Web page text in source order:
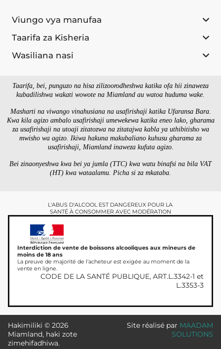
Viungo vya manufaa
Taarifa za Kisheria
Wasiliana nasi
Taarifa, bei, punguzo na hisa zilizoorodheshwa katika ofa hii zinaweza
kubadilishwa wakati wowote na Miamland au watoa huduma wake.
Masharti na viwango vinahusiana na usafirishaji katika Ufaransa Bara.
Kwa kila agizo ambalo usafirishaji umewekewa katika eneo lako, gharama
za usafirishaji na utoaji zitatozwa na zitatajwa kabla ya uthibitisho wa
mwisho wa agizo. Ikiwa hakuna makubaliano kuhusu gharama za
usafirishaji, Miamland inaweza kufuta agizo.
Bei zinaonyeshwa kwa bei ya jumla (TTC) kwa watu binafsi na bila VAT
(HT) kwa wataalamu. Picha si za mkataba.
L'ABUS D'ALCOOL EST DANGEREUX POUR LA
SANTÉ À CONSOMMER AVEC MODÉRATION
Interdiction de vente de boissons alcooliques aux mineurs de
moins de 18 ans
La preuve de majorité de l'acheteur est exigée au moment de la
vente en ligne.
CODE DE LA SANTÉ PUBLIQUE, ART.L.3342-1 et
L.3353-3
Hakimiliki © 2026
Miamland, haki zote
zimehifadhiwa.
Site réalisé par MAADAM
SOLUTIONS